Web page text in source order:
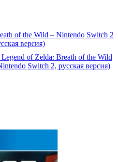
of the Wild – Nintendo Switch 2
версия)
of Zelda: Breath of the Wild
Switch 2, русская версия)